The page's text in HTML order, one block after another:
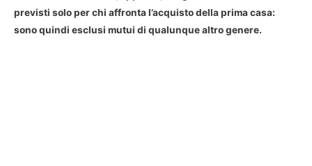
previsti solo per chi affronta l’acquisto della prima casa:
sono quindi esclusi mutui di qualunque altro genere.